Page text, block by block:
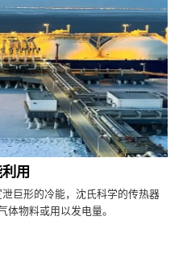
用
巨形的冷能，沈氏科学的传热器
体物料或用以发电量。